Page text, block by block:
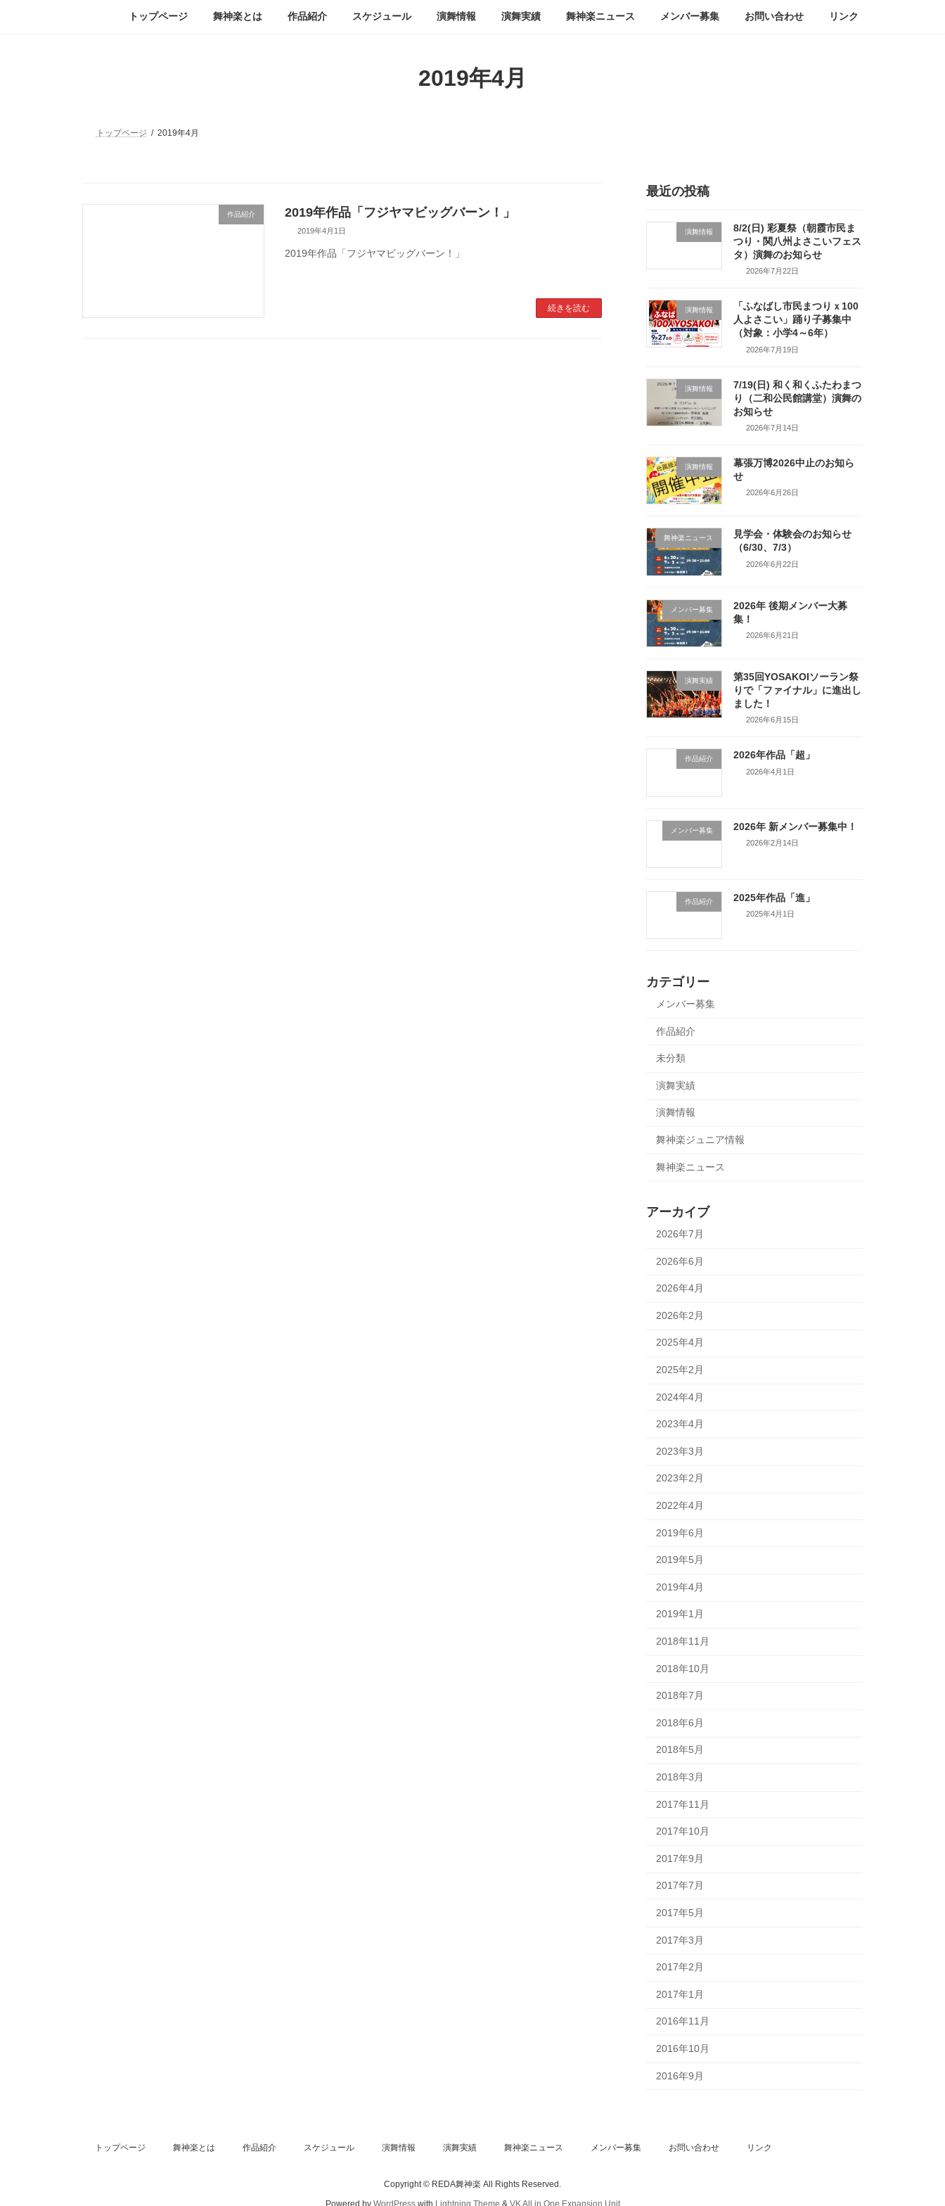
トップページ 舞神楽とは 作品紹介 スケジュール 演舞情報 演舞実績 舞神楽ニュース メンバー募集 お問い合わせ リンク
2019年4月
トップページ 2019年4月
作品紹介 2019年作品「フジヤマビッグバーン！」
2019年4月1日
2019年作品「フジヤマビッグバーン！」
続きを読む
最近の投稿
演舞情報
8/2(日) 彩夏祭（朝霞市民ま
つり・関八州よさこいフェス
タ）演舞のお知らせ
2026年7月22日
演舞情報
「ふなばし市民まつりｘ100
人よさこい」踊り子募集中
（対象：小学4～6年）
2026年7月19日
演舞情報
7/19(日) 和く和くふたわまつ
り（二和公民館講堂）演舞の
お知らせ
2026年7月14日
演舞情報
幕張万博2026中止のお知ら
せ
2026年6月26日
舞神楽ニュース
見学会・体験会のお知らせ
（6/30、7/3）
2026年6月22日
メンバー募集
2026年 後期メンバー大募
集！
2026年6月21日
演舞実績
第35回YOSAKOIソーラン祭
りで「ファイナル」に進出し
ました！
2026年6月15日
作品紹介 2026年作品「超」
2026年4月1日
メンバー募集 2026年 新メンバー募集中！
2026年2月14日
作品紹介 2025年作品「進」
2025年4月1日
カテゴリー
メンバー募集
作品紹介
未分類
演舞実績
演舞情報
舞神楽ジュニア情報
舞神楽ニュース
アーカイブ
2026年7月
2026年6月
2026年4月
2026年2月
2025年4月
2025年2月
2024年4月
2023年4月
2023年3月
2023年2月
2022年4月
2019年6月
2019年5月
2019年4月
2019年1月
2018年11月
2018年10月
2018年7月
2018年6月
2018年5月
2018年3月
2017年11月
2017年10月
2017年9月
2017年7月
2017年5月
2017年3月
2017年2月
2017年1月
2016年11月
2016年10月
2016年9月
トップページ 舞神楽とは 作品紹介 スケジュール 演舞情報 演舞実績 舞神楽ニュース メンバー募集 お問い合わせ リンク
Copyright © REDA舞神楽 All Rights Reserved.